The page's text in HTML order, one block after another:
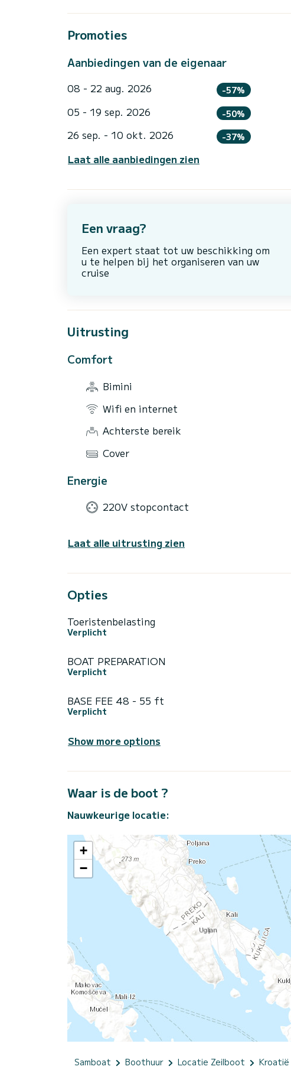
Promoties
Aanbiedingen van de eigenaar
08 - 22 aug. 2026 -57%
05 - 19 sep. 2026 -50%
26 sep. - 10 okt. 2026 -37%
Laat alle aanbiedingen zien
Een vraag?
Een expert staat tot uw beschikking om
u te helpen bij het organiseren van uw
cruise
Uitrusting
Comfort
Bimini
Wifi en internet
Achterste bereik
Cover
Energie
220V stopcontact
Laat alle uitrusting zien
Opties
Toeristenbelasting
Verplicht
BOAT PREPARATION
Verplicht
BASE FEE 48 - 55 ft
Verplicht
Show more options
Waar is de boot ?
Nauwkeurige locatie:
+
−
Samboat Boothuur Locatie Zeilboot Kroatië